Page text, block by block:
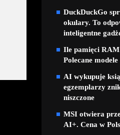
DuckDuckGo
okulary. To
inteligentne
Ile pamięci
Polecane modele
AI wykupuje
egzemplarzy
niszczone
MSI otwiera
AI+. Cena w